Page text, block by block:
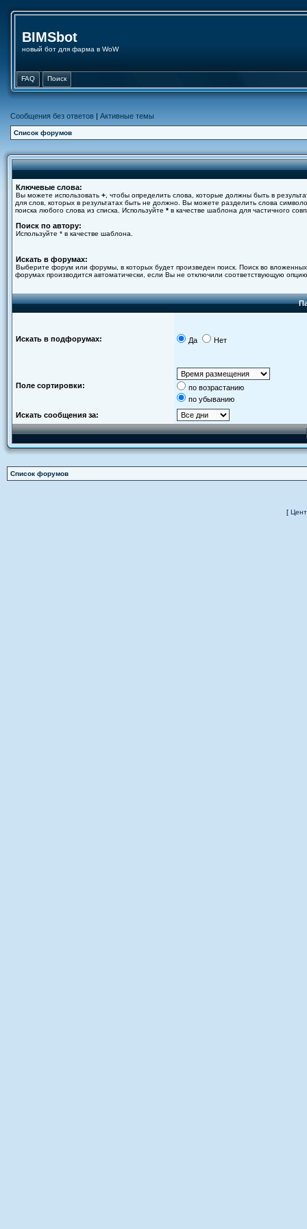
BIMSbot
новый бот для фарма в WoW
FAQ Поиск
Сообщения без ответов | Активные темы
Список форумов
Ключевые слова:
Вы можете использовать + , чтобы определить слова, которые должны быть в
для слов, которых в результатах быть не должно. Вы можете разделить слова
поиска любого слова из списка. Используйте * в качестве шаблона для частичного
Поиск по автору:
Используйте * в качестве шаблона.
Искать в форумах:
Выберите форум или форумы, в которых будет произведен поиск. Поиск во вложенных
форумах производится автоматически, если Вы не отключили соответствующую
Искать в подфорумах: Да Нет
Поле сортировки:
по возрастанию
по убыванию
Искать сообщения за:
Список форумов
[